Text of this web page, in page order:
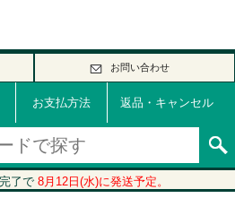
お問い合わせ
お支払方法 返品・キャンセル